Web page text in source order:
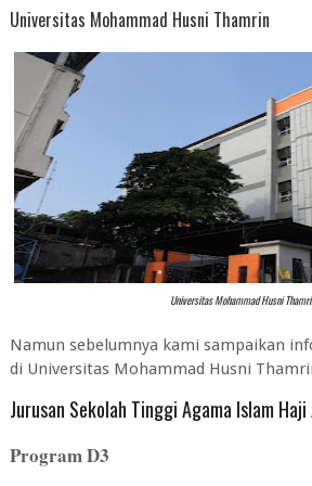
Universitas Mohammad Husni Thamrin
Universitas Mohammad Husni
Namun sebelumnya kami sampaikan
di Universitas Mohammad Husni
Jurusan Sekolah Tinggi Agama Islam
Program D3